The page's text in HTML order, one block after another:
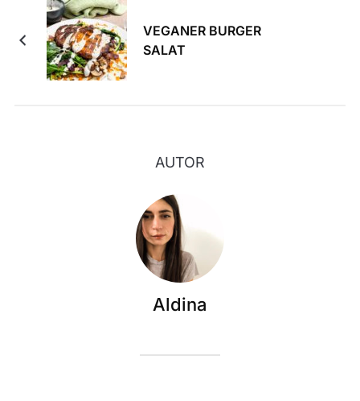
VEGANER BURGER
SALAT
AUTOR
Aldina